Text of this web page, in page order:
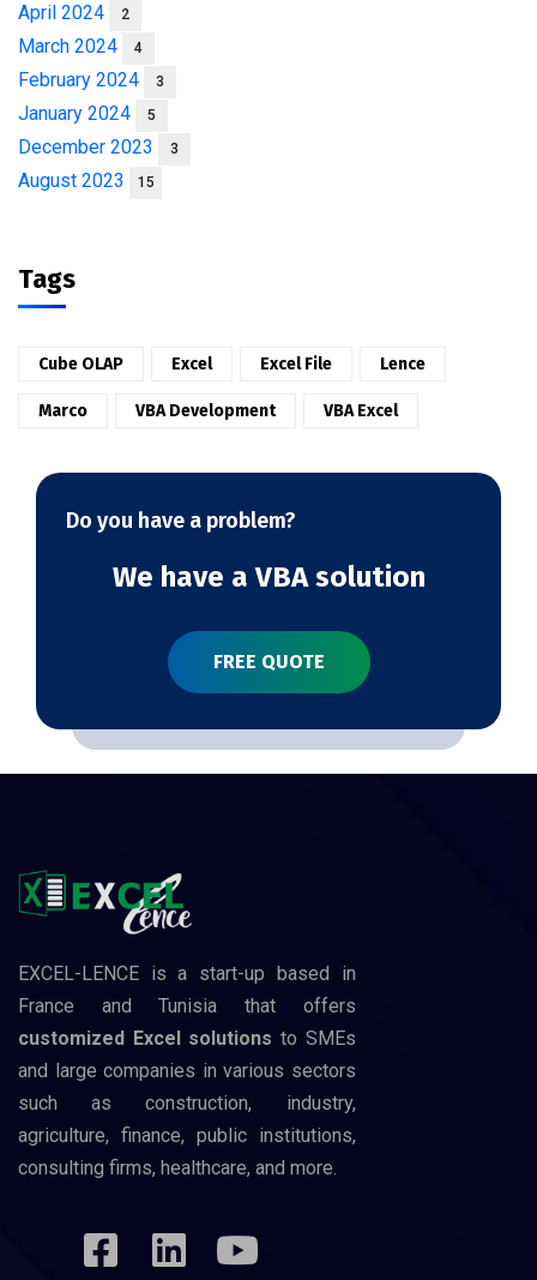
April 2024 2
March 2024 4
February 2024 3
January 2024 5
December 2023 3
August 2023 15
Tags
Cube OLAP Excel Excel File Lence
Marco VBA Development VBA Excel
Do you have a problem?
We have a VBA solution
FREE QUOTE
EXCEL-LENCE is a start-up based in
France and Tunisia that offers
customized Excel solutions to SMEs
and large companies in various sectors
such as construction, industry,
agriculture, finance, public institutions,
consulting firms, healthcare, and more.